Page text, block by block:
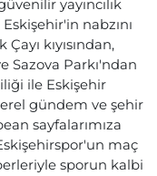
yayıncılık
nabzını
kıyısından,
Sazova Parkı'ndan
ile Eskişehir
gündem ve şehir
sayfalarımıza
maç
sporun kalbi